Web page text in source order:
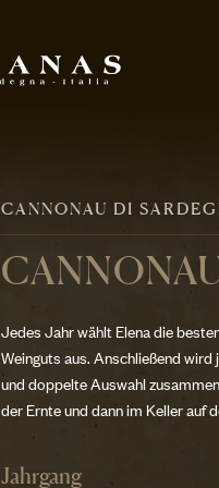
CANNONAU DI
Jedes Jahr wählt Elena die
Weinguts aus. Anschließend
und doppelte Auswahl
der Ernte und dann im Keller auf
Jahrgang